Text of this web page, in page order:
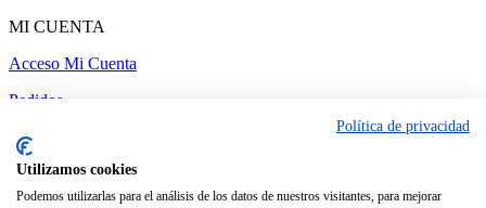
MI CUENTA
Acceso Mi Cuenta
Pedidos
Administrar web-Realizado por amc gestión
Política de privacidad
Utilizamos cookies
Podemos utilizarlas para el análisis de los datos de nuestros visitantes, para mejorar